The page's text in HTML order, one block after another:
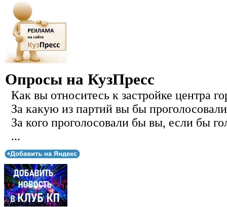
Опросы на КузПресс
Как вы относитесь к застройке центра
За какую из партий вы бы
За кого проголосовали бы вы, если бы
...